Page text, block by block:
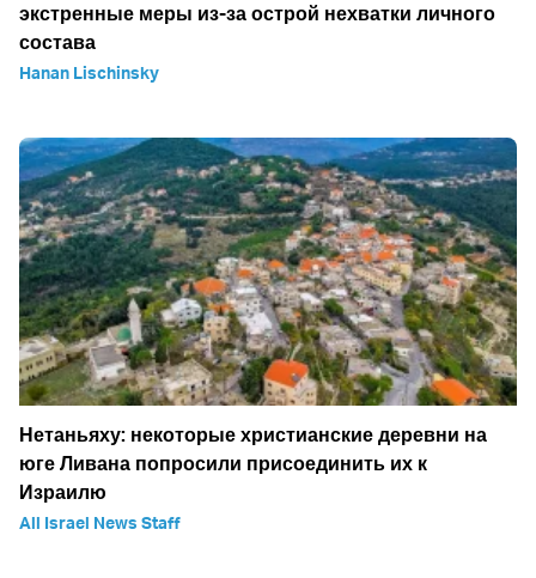
экстренные меры из-за острой нехватки личного
состава
Hanan Lischinsky
Нетаньяху: некоторые христианские деревни на
юге Ливана попросили присоединить их к
Израилю
All Israel News Staff